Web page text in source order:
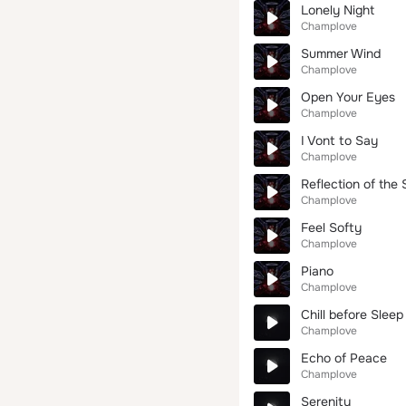
Lonely Night
Champlove
Summer Wind
Champlove
Open Your Eyes
Champlove
I Vont to Say
Champlove
Reflection of the
Champlove
Feel Softy
Champlove
Piano
Champlove
Chill before Sleep
Champlove
Echo of Peace
Champlove
Serenity